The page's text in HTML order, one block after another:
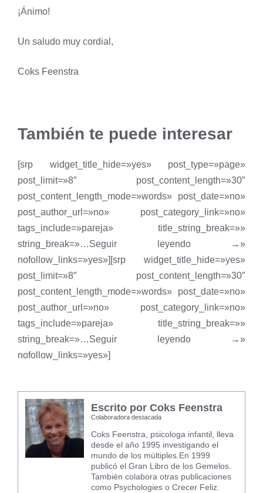
¡Ánimo!
Un saludo muy cordial,
Coks Feenstra
También te puede interesar
[srp widget_title_hide=»yes» post_type=»page»
post_limit=»8″ post_content_length=»30″
post_content_length_mode=»words» post_date=»no»
post_author_url=»no» post_category_link=»no»
tags_include=»pareja» title_string_break=»»
string_break=»…Seguir leyendo →»
nofollow_links=»yes»][srp widget_title_hide=»yes»
post_limit=»8″ post_content_length=»30″
post_content_length_mode=»words» post_date=»no»
post_author_url=»no» post_category_link=»no»
tags_include=»pareja» title_string_break=»»
string_break=»…Seguir leyendo →»
nofollow_links=»yes»]
Escrito por Coks Feenstra
Colaboradora destacada
Coks Feenstra, psicologa infantil, lleva
desde el año 1995 investigando el
mundo de los múltiples.En 1999
publicó el Gran Libro de los Gemelos.
También colabora otras publicaciones
como Psychologies o Crecer Feliz.